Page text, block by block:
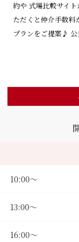
約や 式場比較サイ
ただくと仲介手数料
プランをご提案♪
10:00〜
13:00〜
16:00〜